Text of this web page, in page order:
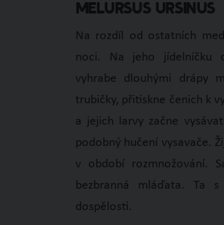
Melursus ursinus
Na rozdíl od ostatních
noci. Na jeho jídelníčku
vyhrabe dlouhými drápy
trubičky, přitiskne čenich k
a jejich larvy začne
podobný hučení vysavače.
v období rozmnožování.
bezbranná mláďata. Ta
dospělosti.